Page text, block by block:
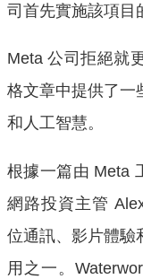
司首先實施該項目
Meta 公司拒絕就
格文章中提供了一
和人工智慧。
根據一篇由 Meta
網路投資主管
位通訊、影片體驗
用之一。